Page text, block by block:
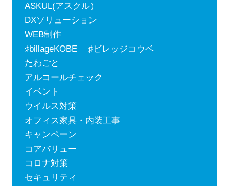
ASKUL(アスクル）
DXソリューション
WEB制作
♯billageKOBE ♯ビレッジコウベ
たわごと
アルコールチェック
イベント
ウイルス対策
オフィス家具・内装工事
キャンペーン
コアバリュー
コロナ対策
セキュリティ